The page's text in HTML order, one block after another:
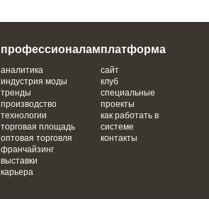
профессионалам
аналитика
индустрия моды
тренды
производство
технологии
торговая площадь
оптовая торговля
франчайзинг
выставки
карьера
платформа
сайт
клуб
специальные
проекты
как работать в
системе
контакты